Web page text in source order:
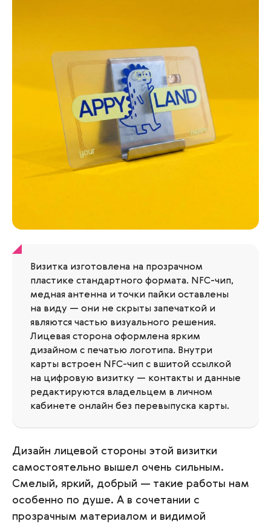
Визитка изготовлена на прозрачном
пластике стандартного формата. NFC-чип,
медная антенна и точки пайки оставлены
на виду — они не скрыты запечаткой и
являются частью визуального решения.
Лицевая сторона оформлена ярким
дизайном с печатью логотипа. Внутри
карты встроен NFC-чип с вшитой ссылкой
на цифровую визитку — контакты и данные
редактируются владельцем в личном
кабинете онлайн без перевыпуска карты.
Дизайн лицевой стороны этой визитки
самостоятельно вышел очень сильным.
Смелый, яркий, добрый — такие работы нам
особенно по душе. А в сочетании с
прозрачным материалом и видимой